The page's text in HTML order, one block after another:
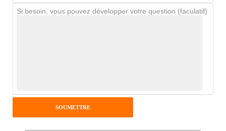
Pseudo :
Si besoin, vous pouvez développer votre question (faculatif)